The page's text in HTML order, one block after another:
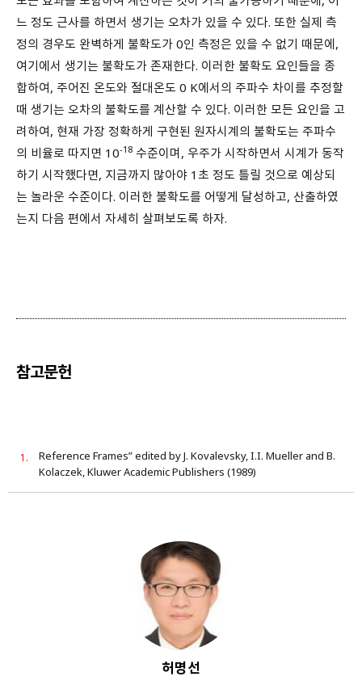
느 정도 근사를 하면서 생기는 오차가 있을 수 있다. 또한 실제 측
정의 경우도 완벽하게 불확도가 0인 측정은 있을 수 없기 때문에,
여기에서 생기는 불확도가 존재한다. 이러한 불확도 요인들을 종
합하여, 주어진 온도와 절대온도 0 K에서의 주파수 차이를 추정할
때 생기는 오차의 불확도를 계산할 수 있다. 이러한 모든 요인을 고
려하여, 현재 가장 정확하게 구현된 원자시계의 불확도는 주파수
의 비율로 따지면 10-18 수준이며, 우주가 시작하면서 시계가 동작
하기 시작했다면, 지금까지 많아야 1초 정도 틀릴 것으로 예상되
는 놀라운 수준이다. 이러한 불확도를 어떻게 달성하고, 산출하였
는지 다음 편에서 자세히 살펴보도록 하자.
참고문헌
Reference Frames” edited by J. Kovalevsky, I.I. Mueller and B.
Kolaczek, Kluwer Academic Publishers (1989)
허명선